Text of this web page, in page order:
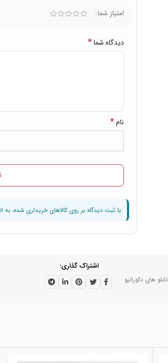
امتیاز شما
دیدگاه شما*
نام*
تابلو های دکوراتیو
اشتراک گذاری